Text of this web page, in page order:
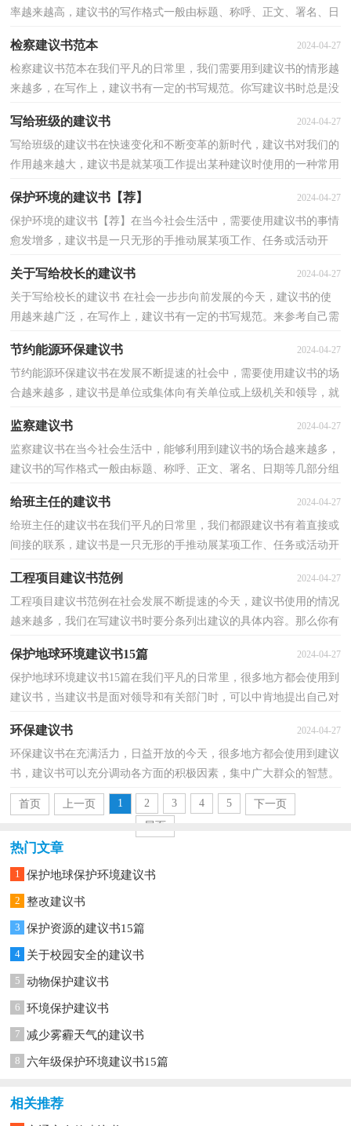
率越来越高，建议书的写作格式一般由标题、称呼、正文、署名、日
检察建议书范本 2024-04-27
检察建议书范本在我们平凡的日常里，我们需要用到建议书的情形越
来越多，在写作上，建议书有一定的书写规范。你写建议书时总是没
写给班级的建议书 2024-04-27
写给班级的建议书在快速变化和不断变革的新时代，建议书对我们的
作用越来越大，建议书是就某项工作提出某种建议时使用的一种常用
保护环境的建议书【荐】 2024-04-27
保护环境的建议书【荐】在当今社会生活中，需要使用建议书的事情
愈发增多，建议书是一只无形的手推动展某项工作、任务或活动开
关于写给校长的建议书 2024-04-27
关于写给校长的建议书 在社会一步步向前发展的今天，建议书的使
用越来越广泛，在写作上，建议书有一定的书写规范。来参考自己需
节约能源环保建议书 2024-04-27
节约能源环保建议书在发展不断提速的社会中，需要使用建议书的场
合越来越多，建议书是单位或集体向有关单位或上级机关和领导，就
监察建议书 2024-04-27
监察建议书在当今社会生活中，能够利用到建议书的场合越来越多，
建议书的写作格式一般由标题、称呼、正文、署名、日期等几部分组
给班主任的建议书 2024-04-27
给班主任的建议书在我们平凡的日常里，我们都跟建议书有着直接或
间接的联系，建议书是一只无形的手推动展某项工作、任务或活动开
工程项目建议书范例 2024-04-27
工程项目建议书范例在社会发展不断提速的今天，建议书使用的情况
越来越多，我们在写建议书时要分条列出建议的具体内容。那么你有
保护地球环境建议书15篇 2024-04-27
保护地球环境建议书15篇在我们平凡的日常里，很多地方都会使用到
建议书，当建议书是面对领导和有关部门时，可以中肯地提出自己对
环保建议书 2024-04-27
环保建议书在充满活力，日益开放的今天，很多地方都会使用到建议
书，建议书可以充分调动各方面的积极因素，集中广大群众的智慧。
那么，怎么去写建议书呢？下面是小编为大家收集的环保建...
首页
上一页 1 2 3 4 5
下一页
尾页
热门文章
1 保护地球保护环境建议书
2 整改建议书
3 保护资源的建议书15篇
4 关于校园安全的建议书
5 动物保护建议书
6 环境保护建议书
7 减少雾霾天气的建议书
8 六年级保护环境建议书15篇
相关推荐